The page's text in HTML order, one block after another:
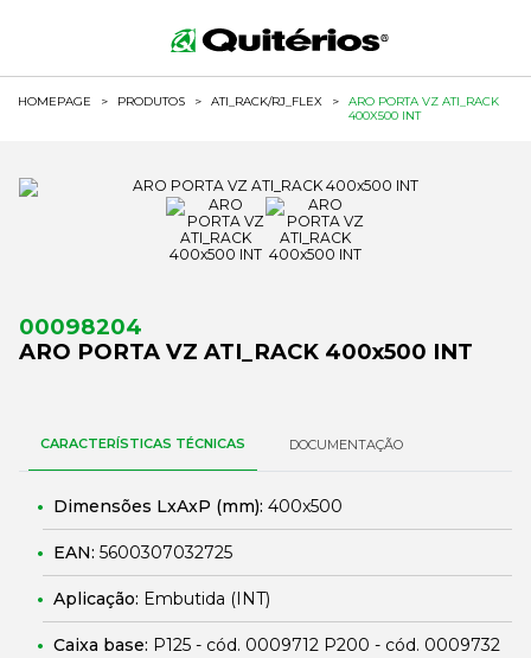
HOMEPAGE > PRODUTOS > ATI_RACK/RJ_FLEX >
ARO PORTA VZ ATI_RACK
400X500 INT
00098204
ARO PORTA VZ ATI_RACK 400x500 INT
CARACTERÍSTICAS TÉCNICAS DOCUMENTAÇÃO
Dimensões LxAxP (mm): 400x500
EAN: 5600307032725
Aplicação: Embutida (INT)
Caixa base: P125 - cód. 0009712 P200 - cód. 0009732